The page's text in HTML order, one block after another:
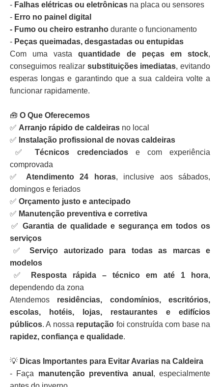
- Falhas elétricas ou eletrônicas na placa ou sensores
- Erro no painel digital
- Fumo ou cheiro estranho durante o funcionamento
- Peças queimadas, desgastadas ou entupidas
Com uma vastaquantidade de peças em stock,
conseguimos realizar substituições imediatas, evitando
esperas longas e garantindo que a sua caldeira volte a
funcionar rapidamente.
🧰 O Que Oferecemos
✅ Arranjo rápido de caldeiras no local
✅ Instalação profissional de novas caldeiras
✅Técnicos credenciadose com experiência
comprovada
✅ Atendimento 24 horas, inclusive aos sábados,
domingos e feriados
✅ Orçamento justo e antecipado
✅ Manutenção preventiva e corretiva
✅Garantia de qualidade e segurança em todos os
serviços
✅Serviço autorizado para todas as marcas e
modelos
✅
Resposta rápida – técnico em até 1 hora,
dependendo da zona
Atendemos residências, condomínios, escritórios,
escolas, hotéis, lojas, restaurantes e edifícios
públicos. A nossa reputação foi construída com base na
rapidez, confiança e qualidade.
💡 Dicas Importantes para Evitar Avarias na Caldeira
- Faça manutenção preventiva anual , especialmente